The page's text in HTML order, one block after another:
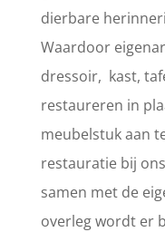
dierbare
Waardoor
dressoir, kast,
restaureren in
meubelstuk aan
restauratie bij
samen met de
overleg wordt er